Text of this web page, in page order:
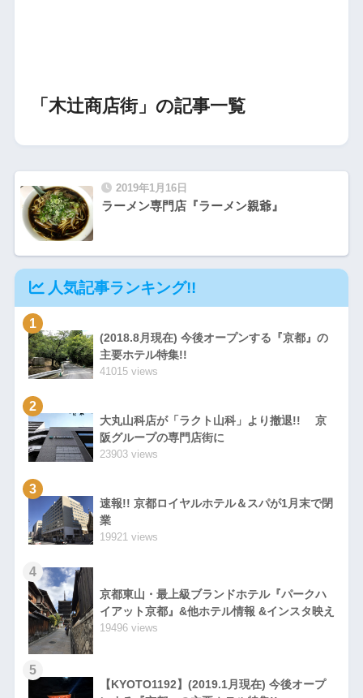
「木辻商店街」の記事一覧
2019年1月16日
ラーメン専門店『ラーメン親爺』
人気記事ランキング!!
1
(2018.8月現在) 今後オープンする『京都』の
主要ホテル特集!!
41015 views
2
大丸山科店が「ラクト山科」より撤退!! 京
阪グループの専門店街に
23903 views
3
速報!! 京都ロイヤルホテル＆スパが1月末で閉
業
19921 views
4
京都東山・最上級ブランドホテル『パークハ
イアット京都』&他ホテル情報 &インスタ映え
19496 views
5
【KYOTO1192】(2019.1月現在) 今後オープ